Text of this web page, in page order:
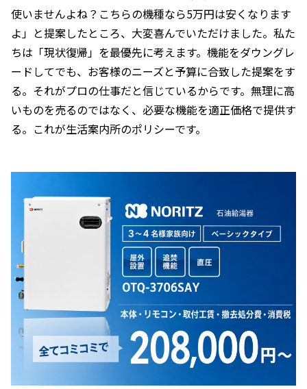
使いませんよね？こちらの機種なら5万円は安くなります
よ」と提案したところ、大変喜んでいただけました。私た
ちは「現状復帰」を最優先に考えます。機能をダウングレ
ードしてでも、お客様のニーズと予算に合致した提案をす
る。それがプロの仕事だと信じているからです。無理に高
いものを売るのではなく、必要な機能を適正価格で提供す
る。これが生活案内所のポリシーです。